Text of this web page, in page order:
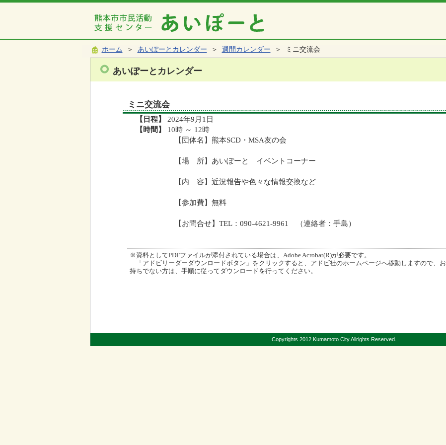
ホーム ＞ あいぽーとカレンダー ＞ 週間カレンダー ＞ ミニ交流会
あいぽーとカレンダー
ミニ交流会
【日程】 2024年9月1日
【時間】
10時 ～ 12時
【団体名】熊本SCD・MSA友の会
【場 所】あいぽーと イベントコーナー
【内 容】近況報告や色々な情報交換など
【参加費】無料
【お問合せ】TEL：090-4621-9961 （連絡者：手島）
※資料としてPDFファイルが添付されている場合は、Adobe Acrobat(R)が必要です。
「アドビリーダーダウンロードボタン」をクリックすると、アドビ社のホームページへ移動しますので、お
持ちでない方は、手順に従ってダウンロードを行ってください。
Copyrights 2012 Kumamoto City Allrights Reserved.